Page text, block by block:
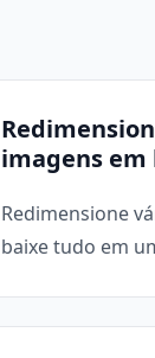
imagens em
Redimensione
baixe tudo em